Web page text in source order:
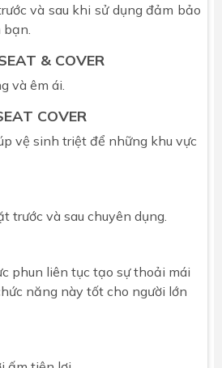
độ
độ
nhiệt độ
và sau khi sử dụng đảm bảo
& COVER
và êm ái.
COVER
vệ sinh triệt để những khu vực
trước và sau chuyên dụng.
phun liên tục tạo sự thoải mái
năng này tốt cho người lớn